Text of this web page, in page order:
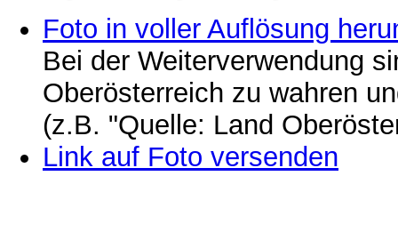
Foto in voller Auflösung
Bei der Weiterverwendung
Oberösterreich zu wahren
(z.B. "Quelle: Land
Link auf Foto versenden